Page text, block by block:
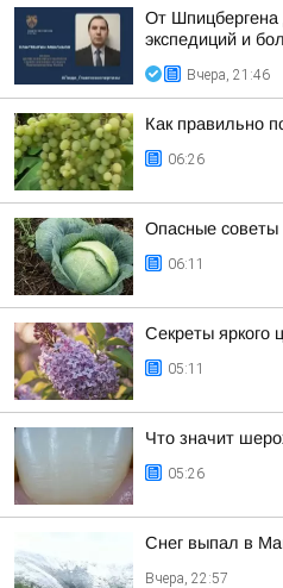
От Шпицбергена
экспедиций и
Вчера, 21:46
Как правильно
06:26
Опасные советы
06:11
Секреты яркого
05:11
Что значит
05:26
Снег выпал в
Вчера, 22:57